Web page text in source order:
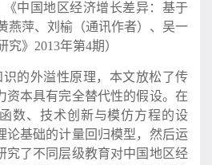
《中国地区经济增长差异：基于
燕萍、刘榆（通讯作者）、吴一
》2013年第4期）
的外溢性原理，本文放松了传
资本具有完全替代性的假设。在
数、技术创新与模仿方程的设
论基础的计量回归模型，然后运
究了不同层级教育对中国地区经